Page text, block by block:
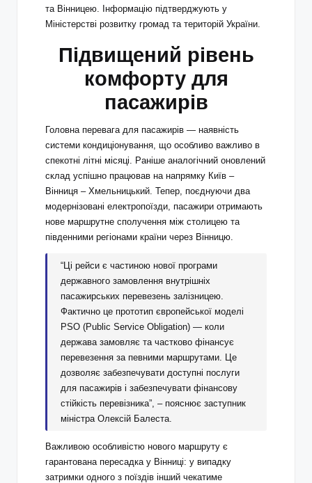
та Вінницею. Інформацію підтверджують у
Міністерстві розвитку громад та територій України.
Підвищений рівень
комфорту для
пасажирів
Головна перевага для пасажирів — наявність
системи кондиціонування, що особливо важливо в
спекотні літні місяці. Раніше аналогічний оновлений
склад успішно працював на напрямку Київ –
Вінниця – Хмельницький. Тепер, поєднуючи два
модернізовані електропоїзди, пасажири отримають
нове маршрутне сполучення між столицею та
південними регіонами країни через Вінницю.
“Ці рейси є частиною нової програми
державного замовлення внутрішніх
пасажирських перевезень залізницею.
Фактично це прототип європейської моделі
PSO (Public Service Obligation) — коли
держава замовляє та частково фінансує
перевезення за певними маршрутами. Це
дозволяє забезпечувати доступні послуги
для пасажирів і забезпечувати фінансову
стійкість перевізника”, – пояснює заступник
міністра Олексій Балеста.
Важливою особливістю нового маршруту є
гарантована пересадка у Вінниці: у випадку
затримки одного з поїздів інший чекатиме